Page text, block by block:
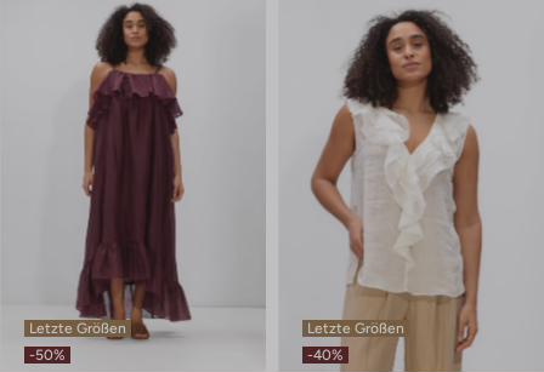
Letzte Größen
-50%
Letzte Größen
-40%